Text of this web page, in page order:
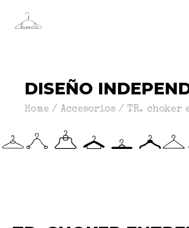
DISEÑO
Home Accesorios TR. choker